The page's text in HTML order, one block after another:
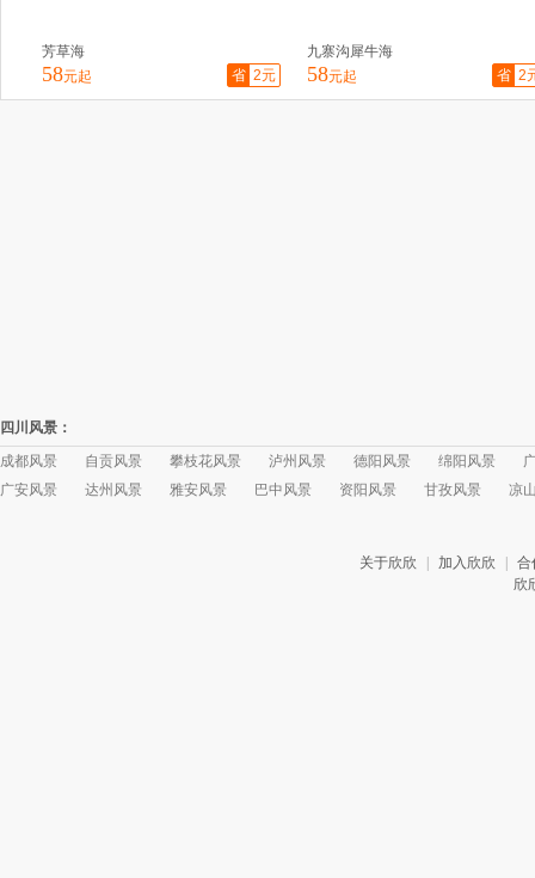
58元起 58元起
四川风景：
成都风景
自贡风景 攀枝花风景 泸州风景 德阳风景 绵阳风景
广安风景
达州风景 雅安风景 巴中风景 资阳风景 甘孜风景 凉
关于欣欣 加入欣欣
合
欣